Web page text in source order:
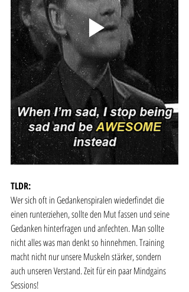
TLDR:
Wer sich oft in Gedankenspiralen wiederfindet die
einen runterziehen, sollte den Mut fassen und seine
Gedanken hinterfragen und anfechten. Man sollte
nicht alles was man denkt so hinnehmen. Training
macht nicht nur unsere Muskeln stärker, sondern
auch unseren Verstand. Zeit für ein paar Mindgains
Sessions!